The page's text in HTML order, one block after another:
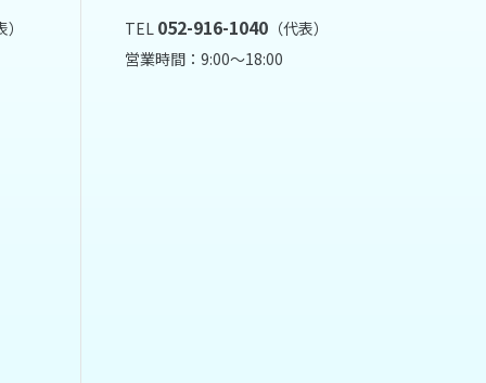
）
TEL 052-916-1040（代表）
営業時間：9:00～18:00